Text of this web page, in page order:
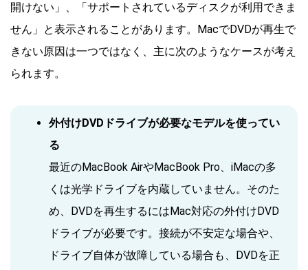
開けない」、「サポートされているディスクが利用できま
せん」と表示されることがあります。MacでDVDが再生で
きない原因は一つではなく、主に次のようなケースが考え
られます。
外付けDVDドライブが必要なモデルを使ってい
る
最近のMacBook AirやMacBook Pro、iMacの多
くは光学ドライブを内蔵していません。そのた
め、DVDを再生するにはMac対応の外付けDVD
ドライブが必要です。接続が不安定な場合や、
ドライブ自体が故障している場合も、DVDを正